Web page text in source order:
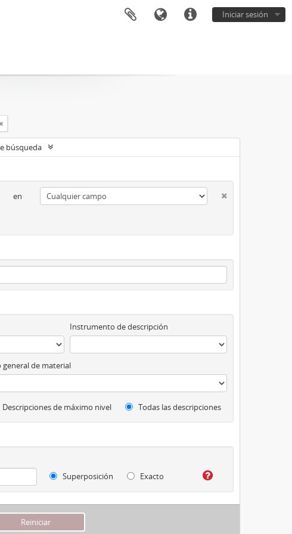
Iniciar sesión
búsqueda
en
Instrumento de descripción
general de material
Descripciones de máximo nivel Todas las descripciones
Superposición
Exacto